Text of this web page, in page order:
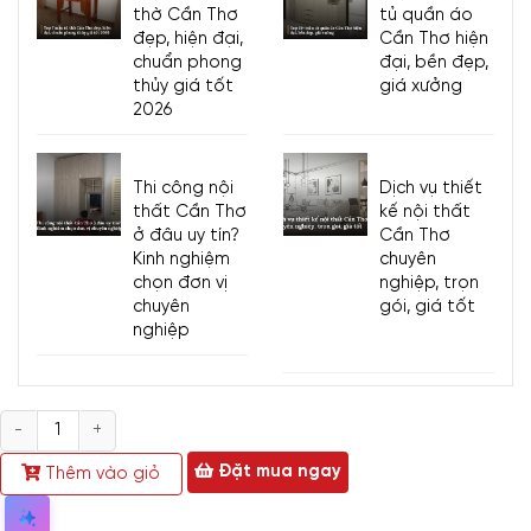
trọng khâu xử lý, phơi sấy kỹ càng trước khi đưa vào sản
xuất.
Cấu trúc gỗ chắc chắn, ít bị thấm nước và chống ẩm tốt,
tủ kệ sáchít bị ẩm mốc và duy trì được độ bền đẹp
thờ Cần Thơ
đẹp, hiện đại,
chuẩn phong
thủy giá tốt
2026
tủ quần áo
Cần Thơ hiện
đại, bền đẹp,
giá xưởng
Thi công nội
thất Cần Thơ
ở đâu uy tín?
Kinh nghiệm
chọn đơn vị
chuyên
nghiệp
Dịch vụ thiết
kế nội thất
Cần Thơ
chuyên
nghiệp, trọn
gói, giá tốt
Số
lượng
Thêm vào giỏ
Đặt mua ngay